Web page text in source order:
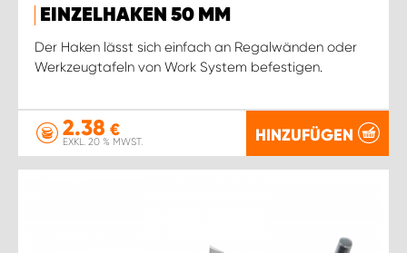
EINZELHAKEN 50 MM
Der Haken lässt sich einfach an Regalwänden oder
Werkzeugtafeln von Work System befestigen.
2.38 €
EXKL. 20 % MWST. HINZUFÜGEN